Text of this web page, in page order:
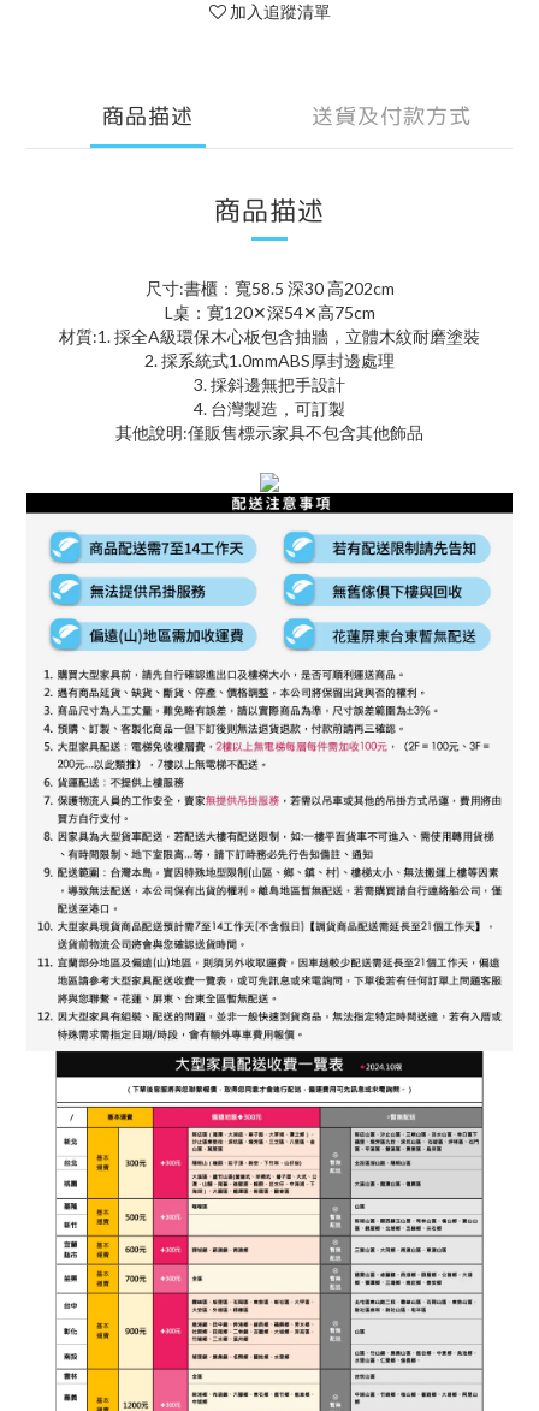
加入追蹤清單
商品描述 送貨及付款方式
商品描述
尺寸:書櫃：寬58.5 深30 高202cm
L桌：寛120✕深54✕高75cm
材質:1. 採全A級環保木心板包含抽牆，立體木紋耐磨塗裝
2. 採系統式1.0mmABS厚封邊處理
3. 採斜邊無把手設計
4. 台灣製造，可訂製
其他說明:僅販售標示家具不包含其他飾品